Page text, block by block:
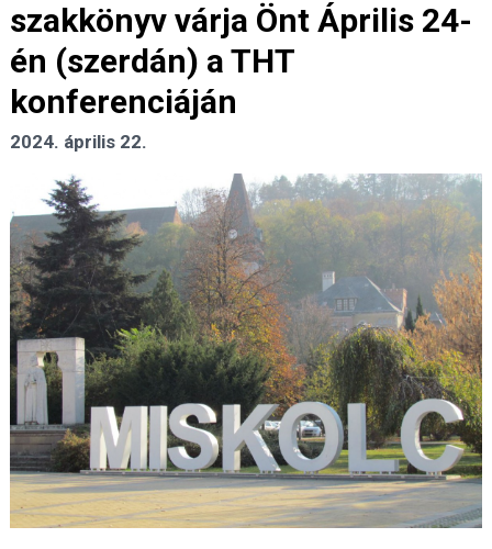
szakkönyv várja Önt Április 24-
én (szerdán) a THT
konferenciáján
2024. április 22.